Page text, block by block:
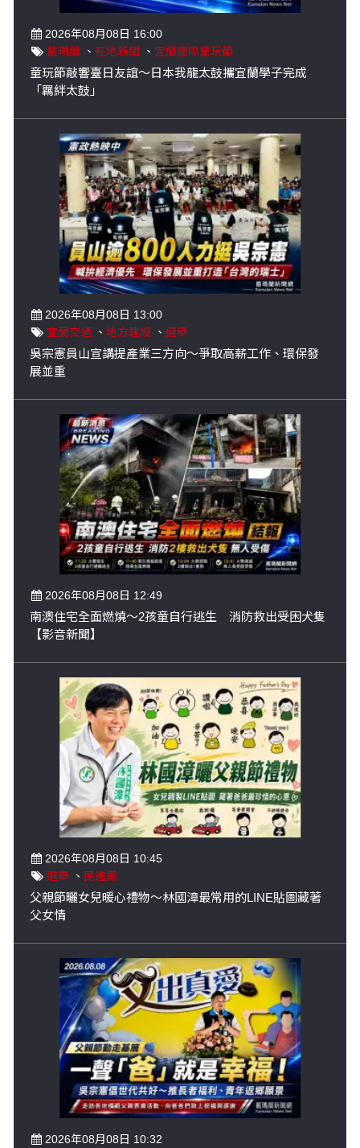
2026年08月08日 16:00
葛瑪蘭 、 在地新聞 、 宜蘭國際童玩節
童玩節敲響臺日友誼～日本我龍太鼓攜宜蘭學子完成
「羈絆太鼓」
2026年08月08日 13:00
宜蘭交通 、 地方建設 、 選舉
吳宗憲員山宣講提產業三方向～爭取高薪工作、環保發
展並重
2026年08月08日 12:49
南澳住宅全面燃燒～2孩童自行逃生 消防救出受困犬隻
【影音新聞】
2026年08月08日 10:45
選舉 、 民進黨
父親節曬女兒暖心禮物～林國漳最常用的LINE貼圖藏著
父女情
2026年08月08日 10:32